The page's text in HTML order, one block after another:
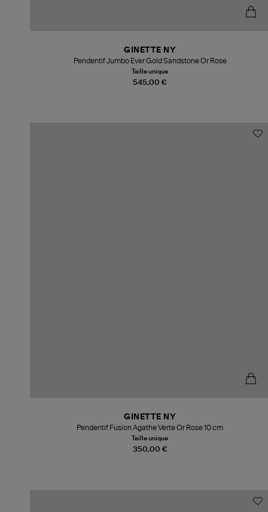
545,00 €
GINETTE NY
Pendentif Jumbo Ever Gold Sandstone Or Rose
Taille unique
350,00 €
GINETTE NY
Pendentif Fusion Agathe Verte Or Rose 10 cm
Taille unique